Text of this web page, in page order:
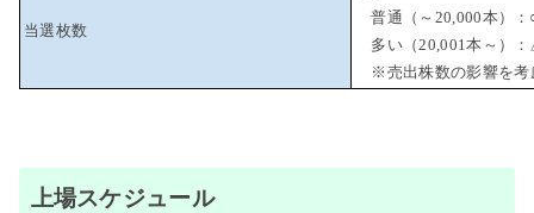
当選枚数
普通（～20,000本）
多い（20,001本～）
※売出株数の影響を考
上場スケジュール